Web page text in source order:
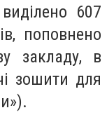
607
поповнено
закладу, в
зошити для